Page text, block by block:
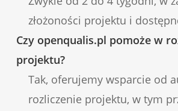
złożoności projektu i
Czy openqualis.pl pomoże w
projektu?
Tak, oferujemy wsparcie od
rozliczenie projektu, w tym